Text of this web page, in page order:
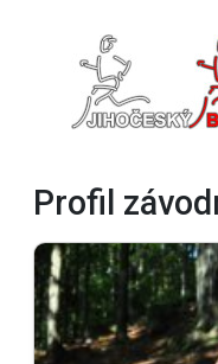
Profil